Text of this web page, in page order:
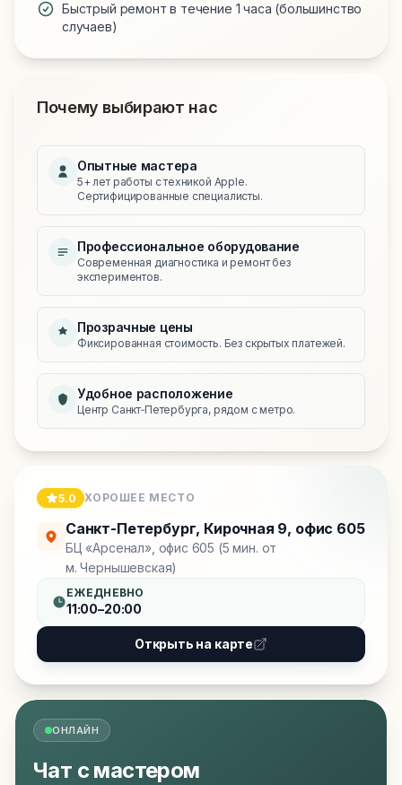
Быстрый ремонт в течение 1 часа (большинство
случаев)
Почему выбирают нас
Опытные мастера
5+ лет работы с техникой Apple.
Сертифицированные специалисты.
Профессиональное оборудование
Современная диагностика и ремонт без
экспериментов.
Прозрачные цены
Фиксированная стоимость. Без скрытых платежей.
Удобное расположение
Центр Санкт‑Петербурга, рядом с метро.
5.0 ХОРОШЕЕ МЕСТО
Санкт-Петербург, Кирочная 9, офис 605
БЦ «Арсенал», офис 605 (5 мин. от
м. Чернышевская)
ЕЖЕДНЕВНО
11:00–20:00
Открыть на карте
ОНЛАЙН
Чат с мастером